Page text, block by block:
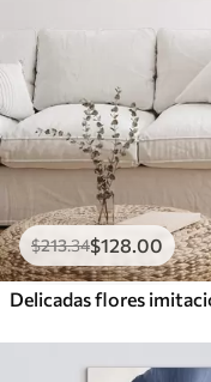
$213.34$128.00
Delicadas flores